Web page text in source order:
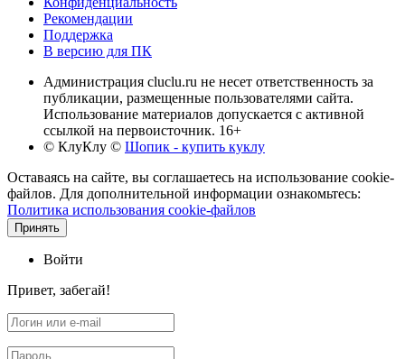
Рекомендации
Поддержка
В версию для ПК
Администрация cluclu.ru не несет ответственность за
публикации, размещенные пользователями сайта.
Использование материалов допускается с активной
ссылкой на первоисточник. 16+
© КлуКлу © Шопик - купить куклу
Оставаясь на сайте, вы соглашаетесь на использование cookie-
файлов. Для дополнительной информации ознакомьтесь:
Политика использования cookie-файлов
Принять
Войти
Привет, забегай!